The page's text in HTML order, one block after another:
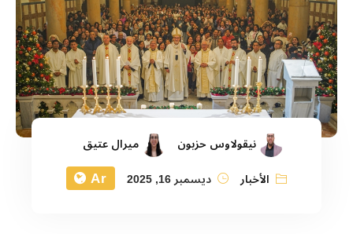
نيقولاوس حزبون
ميرال عتيق
الأخبار
ديسمبر 16, 2025 Ar